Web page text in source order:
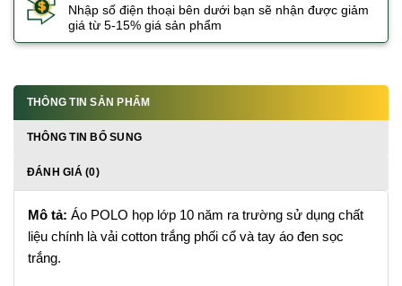
Nhập số điện thoại bên dưới bạn sẽ nhận được giảm
giá từ 5-15% giá sản phẩm
THÔNG TIN SẢN PHẨM
THÔNG TIN BỔ SUNG
ĐÁNH GIÁ (0)
Mô tả: Áo POLO họp lớp 10 năm ra trường sử dụng chất
liệu chính là vải cotton trắng phối cổ và tay áo đen sọc
trắng.